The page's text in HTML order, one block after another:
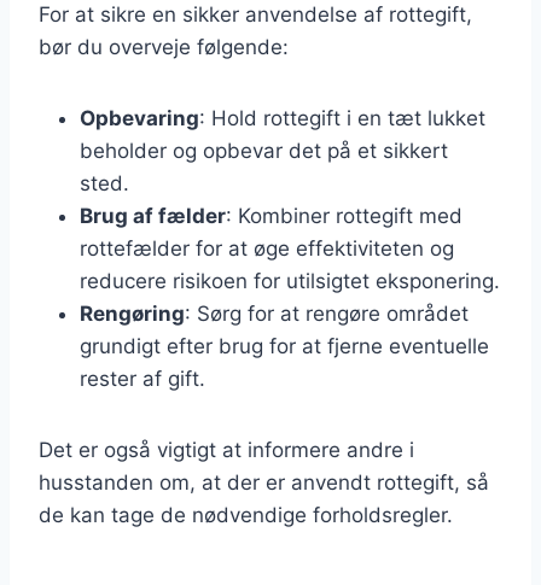
For at sikre en sikker anvendelse af rottegift,
bør du overveje følgende:
Opbevaring: Hold rottegift i en tæt lukket
beholder og opbevar det på et sikkert
sted.
Brug af fælder: Kombiner rottegift med
rottefælder for at øge effektiviteten og
reducere risikoen for utilsigtet eksponering.
Rengøring: Sørg for at rengøre området
grundigt efter brug for at fjerne eventuelle
rester af gift.
Det er også vigtigt at informere andre i
husstanden om, at der er anvendt rottegift, så
de kan tage de nødvendige forholdsregler.